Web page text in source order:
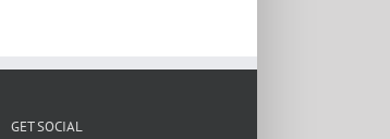
GET SOCIAL